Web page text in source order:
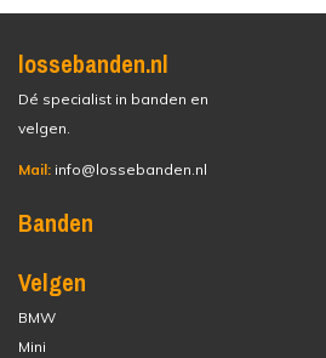
lossebanden.nl
Dé specialist in banden en
velgen.
Mail: info@lossebanden.nl
Banden
Velgen
BMW
Mini